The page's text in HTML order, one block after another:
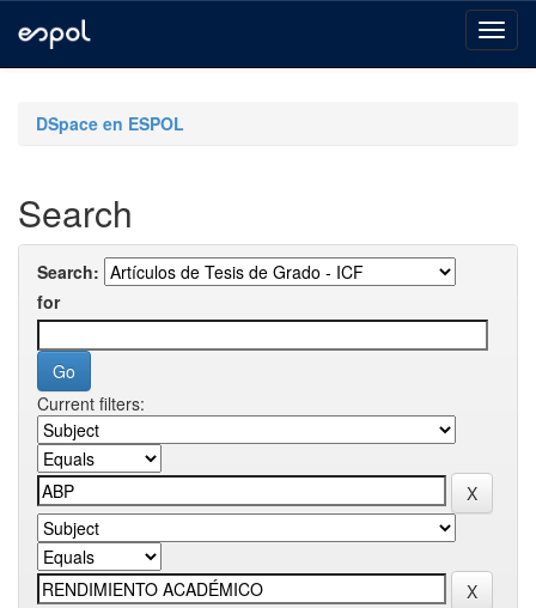
navigationDSpace en ESPOL
Search
Search:
for
Current filters: